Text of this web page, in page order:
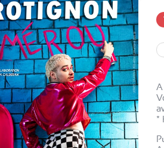
A
*